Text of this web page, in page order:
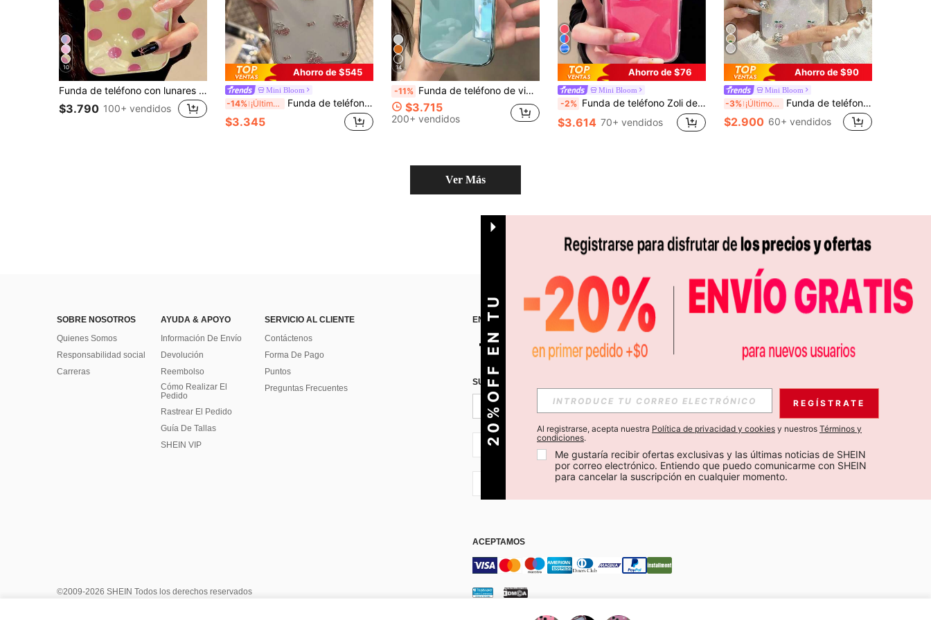
10
Funda de teléfono con lunares rosas lindos y simples, color caramelo, compatible con iPhone 17 Pro Max, 17 Pro, 17, 16 Pro Max, 16 Pro, 16, 15 Pro Max, 15 Pro, 15, 14 Pro Max, 14 Pro, 14, cubierta trasera brillante de gelatina adorable y resistente a caídas
$3.790 100+ vendidos
Ahorro de $545
Mini Bloom
-14% ¡Últimos 3 días Funda de teléfono estilo Ins con cristal rosa en forma de cereza compatible con iPhone 17 Pro Max, 16, 15 Pro, 14, 13, 12 Pro, 11, Air/X, a prueba de golpes y con cobertura completa, adecuada para niñas
$3.345
14
-11% Funda de teléfono de vidrio brillante de lujo compatible con iPhone 17 Pro Max, 16, 15, 14, 13, 12, 11 Pro Max, protección de lente, unicolor minimalista, funda de teléfono linda y elegante compatible con iPhone 17 Pro Max, 16 Pro Max, 17 Pro, 15 Pro Max, 14 Pro Max, 13 Pro Max
$3.715
200+ vendidos
Ahorro de $76
Mini Bloom
-2% Funda de teléfono Zoli de estilo coreano premium de verano con bloques de color de gelatina dopamina, compatible con iPhone 17 Pro Max, Apple 16 New, 15 Pro, 16 PM, 17 Pro, cobertura completa a prueba de caídas, minimalista personalizada para mujeres
$3.614 70+ vendidos
Ahorro de $90
Mini Bloom
-3% ¡Últimos 3 días Funda de teléfono con estilo de cereza rosa, funda de teléfono transparente con perlas de imitación de moda, 1 pieza de funda de teléfono transparente con perlas de imitación de cereza rosa compatible con iPhone 16 Pro Max, 15, 14, 13, 12, 11, 16E, 17, funda protectora anti-caídas, regalo de primavera, versión internacional, no la versión nacional
$2.900 60+ vendidos
Ver Más
SOBRE NOSOTROS
Quienes Somos
Responsabilidad social
Carreras
AYUDA & APOYO
Información De Envío
Devolución
Reembolso
Cómo Realizar El
Pedido
Rastrear El Pedido
Guía De Tallas
SHEIN VIP
SERVICIO AL CLIENTE
Contáctenos
Forma De Pago
Puntos
Preguntas Frecuentes
ENCUÉNTRANOS EN APP
SUSCRÍBETE PARA RECIBIR OFERTAS EXCLUSIVAS, PROMOCIONES Y NOTICIAS DE SHEIN
Suscribir
CL + 56
ACEPTAMOS
©2009-2026 SHEIN Todos los derechos reservados
2
0
%
O
F
F
E
N
T
U
P
R
I
M
E
R
P
E
D
I
D REGÍSTRATE
Al registrarse, acepta nuestra Política de privacidad y cookies y nuestros Términos y
condiciones.
Me gustaría recibir ofertas exclusivas y las últimas noticias de SHEIN
por correo electrónico. Entiendo que puedo comunicarme con SHEIN
para cancelar la suscripción en cualquier momento.